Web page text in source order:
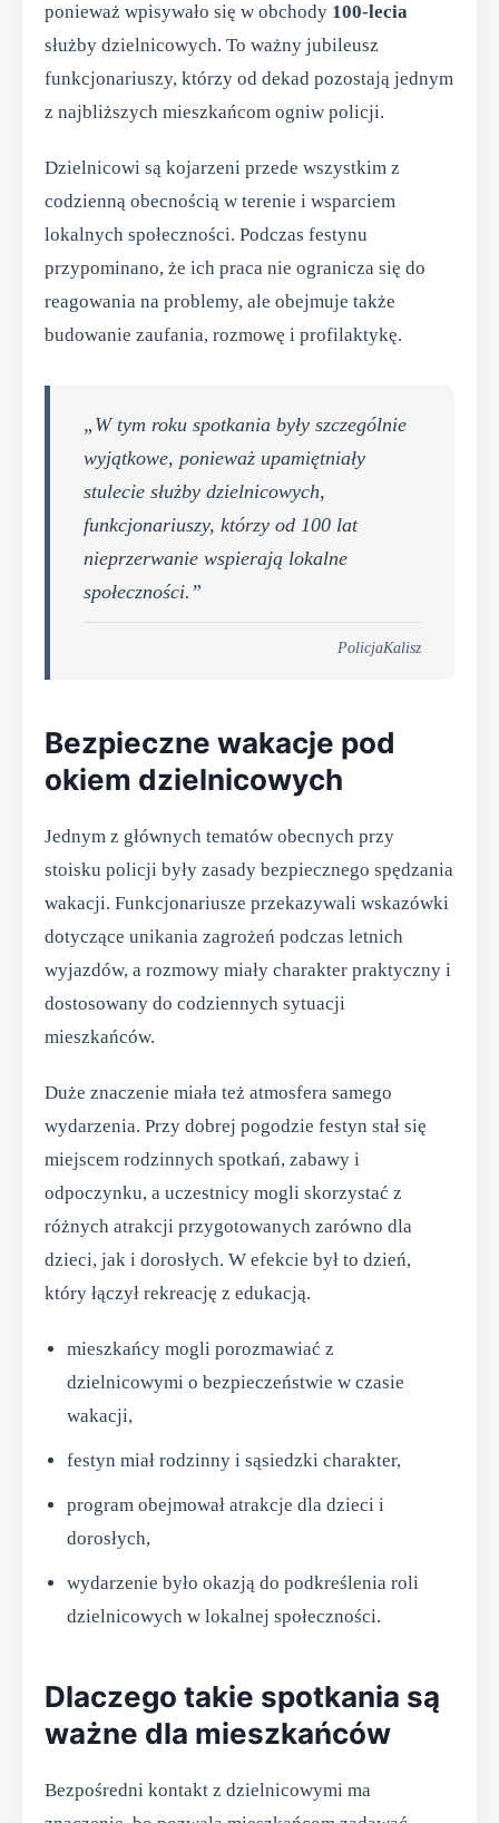
ponieważ wpisywało się w obchody 100-lecia
służby dzielnicowych. To ważny jubileusz
funkcjonariuszy, którzy od dekad pozostają jednym
z najbliższych mieszkańcom ogniw policji.
Dzielnicowi są kojarzeni przede wszystkim z
codzienną obecnością w terenie i wsparciem
lokalnych społeczności. Podczas festynu
przypominano, że ich praca nie ogranicza się do
reagowania na problemy, ale obejmuje także
budowanie zaufania, rozmowę i profilaktykę.
„W tym roku spotkania były szczególnie
wyjątkowe, ponieważ upamiętniały
stulecie służby dzielnicowych,
funkcjonariuszy, którzy od 100 lat
nieprzerwanie wspierają lokalne
społeczności.”
PolicjaKalisz
Bezpieczne wakacje pod
okiem dzielnicowych
Jednym z głównych tematów obecnych przy
stoisku policji były zasady bezpiecznego spędzania
wakacji. Funkcjonariusze przekazywali wskazówki
dotyczące unikania zagrożeń podczas letnich
wyjazdów, a rozmowy miały charakter praktyczny i
dostosowany do codziennych sytuacji
mieszkańców.
Duże znaczenie miała też atmosfera samego
wydarzenia. Przy dobrej pogodzie festyn stał się
miejscem rodzinnych spotkań, zabawy i
odpoczynku, a uczestnicy mogli skorzystać z
różnych atrakcji przygotowanych zarówno dla
dzieci, jak i dorosłych. W efekcie był to dzień,
który łączył rekreację z edukacją.
mieszkańcy mogli porozmawiać z
dzielnicowymi o bezpieczeństwie w czasie
wakacji,
festyn miał rodzinny i sąsiedzki charakter,
program obejmował atrakcje dla dzieci i
dorosłych,
wydarzenie było okazją do podkreślenia roli
dzielnicowych w lokalnej społeczności.
Dlaczego takie spotkania są
ważne dla mieszkańców
Bezpośredni kontakt z dzielnicowymi ma